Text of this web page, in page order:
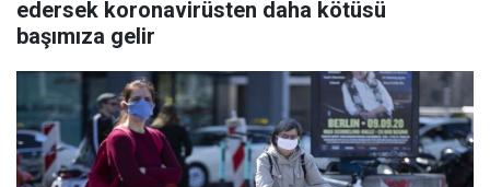
edersek koronavirüsten daha kötüsü
başımıza gelir